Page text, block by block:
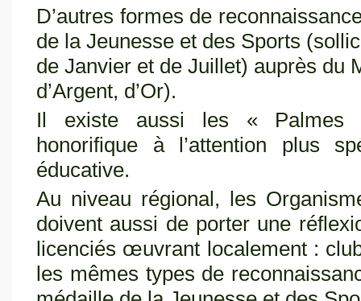
D’autres formes de
de la Jeunesse et des Sports
de Janvier et de Juillet) auprès du
d’Argent, d’Or).
Il existe aussi les « Palmes
honorifique à l’attention plus
éducative.
Au niveau régional, les
doivent aussi de porter une
licenciés œuvrant localement :
les mêmes types de